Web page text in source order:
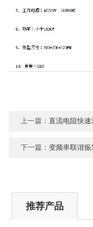
上一篇：直流电阻快速
下一篇：变频串联谐振
推荐产品